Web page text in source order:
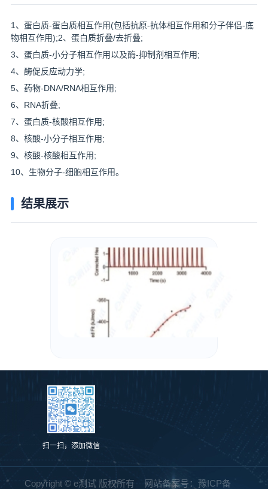
1、蛋白质-蛋白质相互作用(包括抗原-抗体相互作用和分子伴侣-底
物相互作用);2、蛋白质折叠/去折叠;
3、蛋白质-小分子相互作用以及酶-抑制剂相互作用;
4、酶促反应动力学;
5、药物-DNA/RNA相互作用;
6、RNA折叠;
7、蛋白质-核酸相互作用;
8、核酸-小分子相互作用;
9、核酸-核酸相互作用;
10、生物分子-细胞相互作用。
结果展示
扫一扫，添加微信
Copyright © e测试 版权所有 网站备案号：豫ICP备